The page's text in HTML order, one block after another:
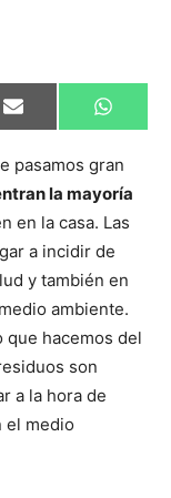
C
o
p
r
i
r
e
n
E
m
i
C
o
p
r
i
r
e
n
W
h
t
A
p
p
pasamos gran
la mayoría
en la casa. Las
a incidir de
y también en
ambiente.
que hacemos del
son
a la hora de
el medio